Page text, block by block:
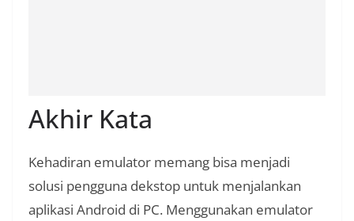
Akhir Kata
Kehadiran emulator memang bisa menjadi
solusi pengguna dekstop untuk menjalankan
aplikasi Android di PC. Menggunakan emulator